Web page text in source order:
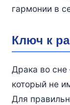
гармонии в
Ключ к
Драка во сне
который не
Для